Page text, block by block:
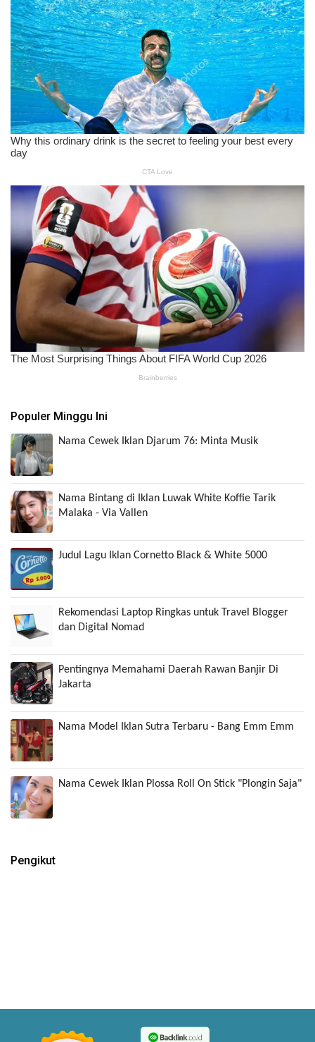
Populer Minggu Ini
Nama Cewek Iklan Djarum 76: Minta Musik
Nama Bintang di Iklan Luwak White Koffie Tarik
Malaka - Via Vallen
Judul Lagu Iklan Cornetto Black & White 5000
Rekomendasi Laptop Ringkas untuk Travel Blogger
dan Digital Nomad
Pentingnya Memahami Daerah Rawan Banjir Di
Jakarta
Nama Model Iklan Sutra Terbaru - Bang Emm Emm
Nama Cewek Iklan Plossa Roll On Stick "Plongin Saja"
Pengikut